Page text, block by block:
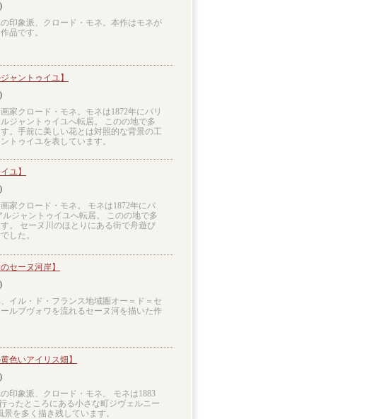
印象派、クロード・モネ。本作はモネが
品です。
ャントゥイユ】
家クロード・モネ。モネは1872年にパリ
ジャントゥイユへ転居。 このの地で多
。手前に美しい花とは対照的な背景の工
トゥイユを表しています。
ユ】
家クロード・モネ。 モネは1872年にパ
ルジャントゥイユへ転居。 このの地で多
。 セーヌ川のほとりにある街で舟遊び
した。
セーヌ河岸】
イル・ド・フランス地域圏オー＝ド＝セ
ルブヴォワを流れるセーヌ河を描いた作
色いアイリス畑】
印象派、クロード・モネ。 モネは1883
ったところにある小さな町ジヴェルニー
を多く描き残しています。